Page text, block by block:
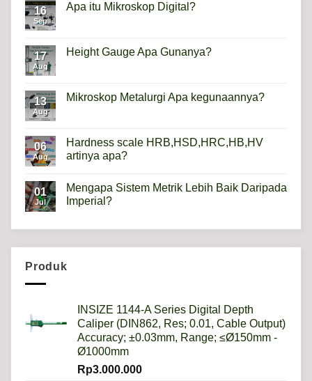
16
Sep
Apa itu Mikroskop Digital?
Apa
itu
17
Aug
Height Gauge Apa Gunanya?
Height
Gauge
13
Aug
Mikroskop Metalurgi Apa kegunaannya?
Mikroskop
Metalurgi
Apa
06
Aug
Hardness scale HRB,HSD,HRC,HB,HV
artinya apa?
on
Hardness
scale
01
Jul
Mengapa Sistem Metrik Lebih Baik Daripada
Imperial?
Lebih
Produk
INSIZE 1144-A Series Digital Depth
Caliper (DIN862, Res; 0.01, Cable Output)
Accuracy; ±0.03mm, Range; ≤Ø150mm -
Ø1000mm
Rp3.000.000